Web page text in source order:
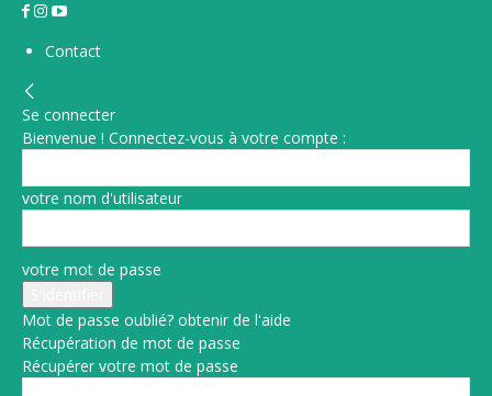
Contact
Se connecter
Bienvenue ! Connectez-vous à votre compte :
votre nom d'utilisateur
votre mot de passe
Mot de passe oublié? obtenir de l'aide
Récupération de mot de passe
Récupérer votre mot de passe